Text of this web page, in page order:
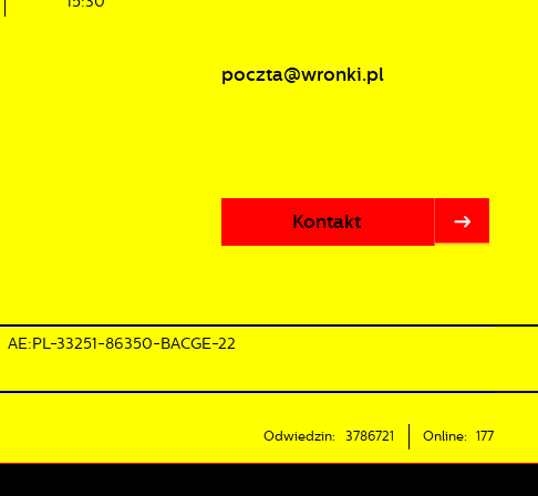
poczta@wronki.pl
Kontakt
AE:PL-33251-86350-BACGE-22
Odwiedzin: 3786721 Online: 177